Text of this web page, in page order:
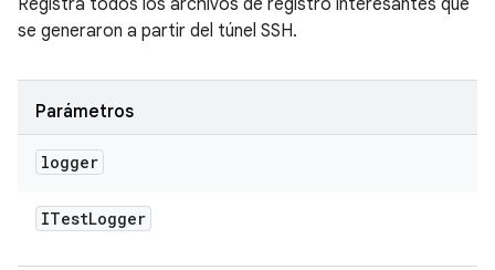
Registra todos los archivos de registro interesantes que
se generaron a partir del túnel SSH.
Parámetros
logger
ITestLogger